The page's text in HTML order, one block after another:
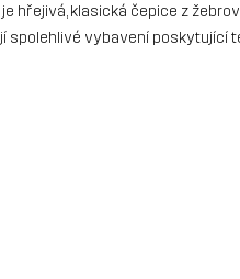
je hřejivá, klasická čepice z
spolehlivé vybavení poskytující